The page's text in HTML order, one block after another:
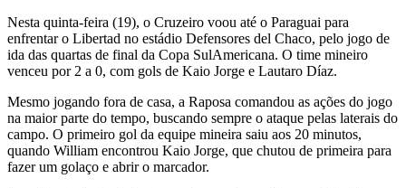
Nesta quinta-feira (19), o Cruzeiro voou até o Paraguai para
enfrentar o Libertad no estádio Defensores del Chaco, pelo jogo de
ida das quartas de final da Copa SulAmericana. O time mineiro
venceu por 2 a 0, com gols de Kaio Jorge e Lautaro Díaz.
Mesmo jogando fora de casa, a Raposa comandou as ações do jogo
na maior parte do tempo, buscando sempre o ataque pelas laterais do
campo. O primeiro gol da equipe mineira saiu aos 20 minutos,
quando William encontrou Kaio Jorge, que chutou de primeira para
fazer um golaço e abrir o marcador.